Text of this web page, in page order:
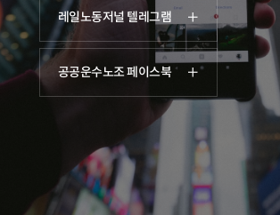
레일노동저널 텔레그램
공공운수노조 페이스북